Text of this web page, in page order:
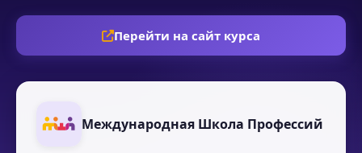
Перейти на сайт курса
Международная Школа Профессий